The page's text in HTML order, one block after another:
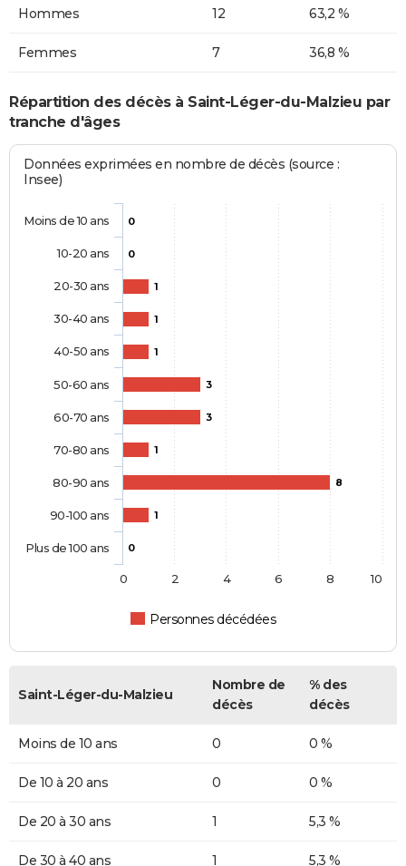
Hommes 12 63,2 %
Femmes 7 36,8 %
Répartition des décès à Saint-Léger-du-Malzieu par
tranche d'âges
Données exprimées en nombre de décès (source :
Insee)
0
0
1
1
1
3
3
1
8
1
0
Personnes décédées
Moins de 10 ans
10-20 ans
20-30 ans
30-40 ans
40-50 ans
50-60 ans
60-70 ans
70-80 ans
80-90 ans
90-100 ans
Plus de 100 ans
0 2 4 6 8 10
Saint-Léger-du-Malzieu
Nombre de
décès
% des
décès
Moins de 10 ans 0 0 %
De 10 à 20 ans 0 0 %
De 20 à 30 ans 1 5,3 %
De 30 à 40 ans 1 5,3 %